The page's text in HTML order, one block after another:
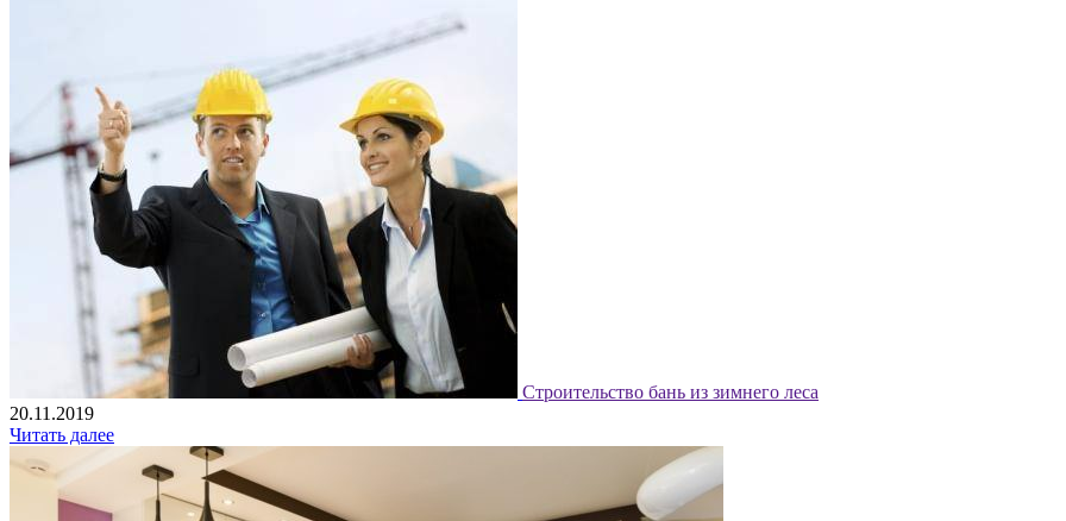
Строительство бань из зимнего леса
20.11.2019
Читать далее